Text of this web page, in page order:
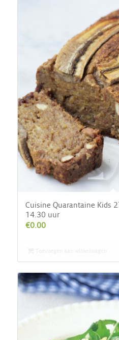
Cuisine Quarantaine Kids
14.30 uur
€0.00